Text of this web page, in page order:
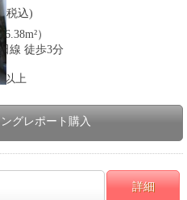
(税込)
）
線 徒歩3分
以上
グレポート購入
詳細